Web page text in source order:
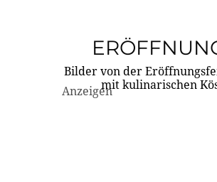
Bilder von der
mit kulinarischen
Anzeigen